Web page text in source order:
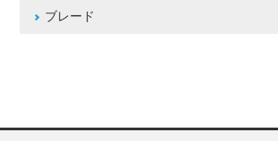
ブレード